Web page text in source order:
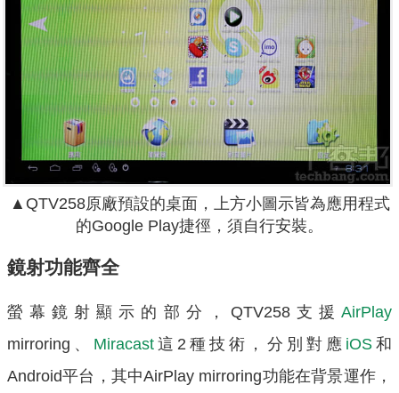
▲QTV258原廠預設的桌面，上方小圖示皆為應用程式
的Google Play捷徑，須自行安裝。
鏡射功能齊全
螢幕鏡射顯示的部分，QTV258支援 AirPlay
mirroring、 Miracast這2種技術，分別對應 iOS 和
Android平台，其中AirPlay mirroring功能在背景運作，